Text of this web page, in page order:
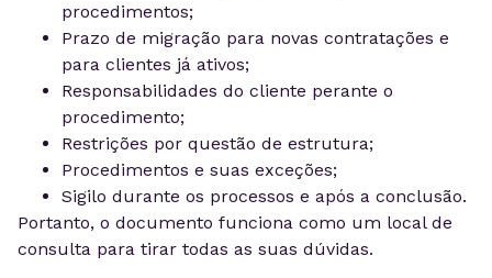
procedimentos;
Prazo de migração para novas contratações e
para clientes já ativos;
Responsabilidades do cliente perante o
procedimento;
Restrições por questão de estrutura;
Procedimentos e suas exceções;
Sigilo durante os processos e após a conclusão.
Portanto, o documento funciona como um local de
consulta para tirar todas as suas dúvidas.